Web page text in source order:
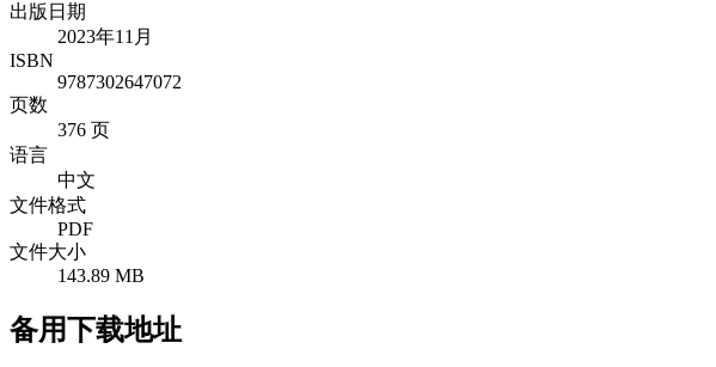
出版日期
2023年11月
ISBN
9787302647072
页数
376 页
语言
中文
文件格式
PDF
文件大小
143.89 MB
备用下载地址